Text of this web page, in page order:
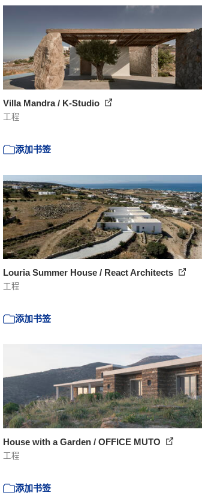
Villa Mandra / K-Studio
工程
添加书签
Louria Summer House / React Architects
工程
添加书签
House with a Garden / OFFICE MUTO
工程
添加书签